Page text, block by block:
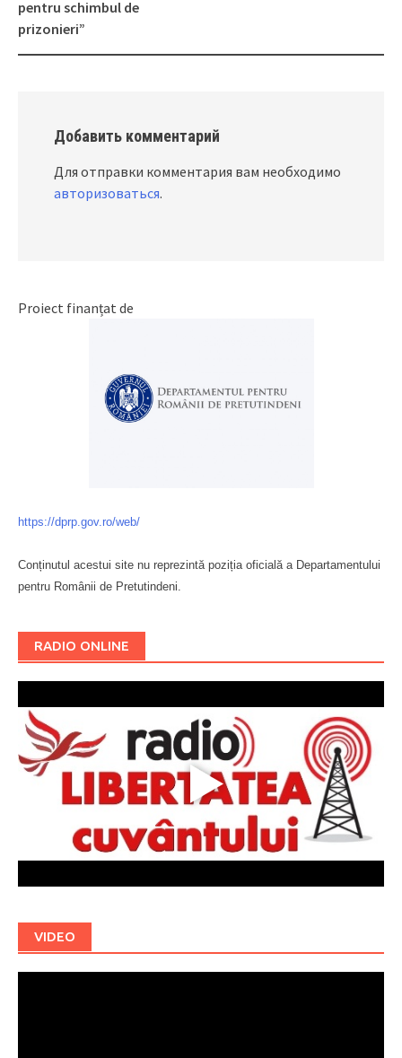
pentru schimbul de
prizonieri”
Добавить комментарий
Для отправки комментария вам необходимо
авторизоваться.
Proiect finanțat de
https://dprp.gov.ro/web/
Conținutul acestui site nu reprezintă poziția oficială a Departamentului
pentru Românii de Pretutindeni.
RADIO ONLINE
VIDEO